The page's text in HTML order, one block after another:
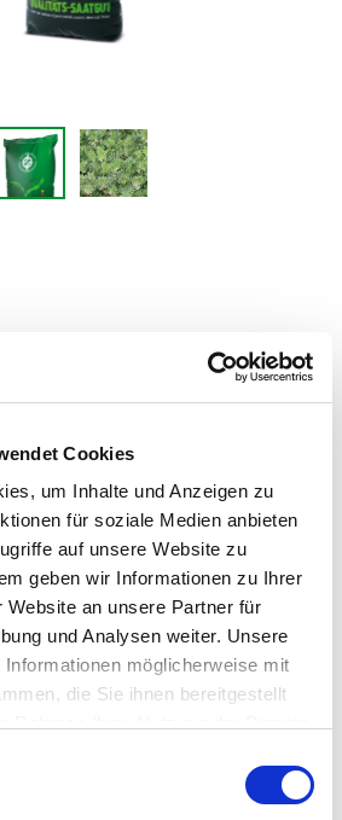
Cookies
um Inhalte und Anzeigen zu
für soziale Medien anbieten
auf unsere Website zu
geben wir Informationen zu Ihrer
Website an unsere Partner für
und Analysen weiter. Unsere
möglicherweise mit
die Sie ihnen bereitgestellt
Hauptbestandteil des Landsberger
sich durch eine rasche Etablierung und
Anfangsentwicklung aus. Darüber
gute Winterhärte. Die dunkelblau-
viele Bestäubungsinsekten an,
eine weitere